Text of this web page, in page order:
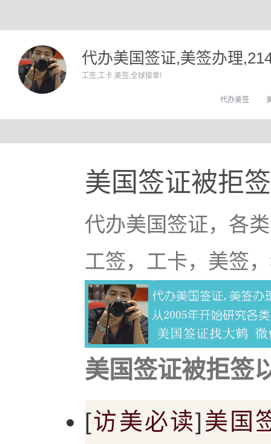
代办美国签证,美签办理
工签,工卡.美签,全球接单!
代办美签
美国签证被拒
代办美国签证，各
工签，工卡，美签
美国签证被拒签
[访美必读] 美国